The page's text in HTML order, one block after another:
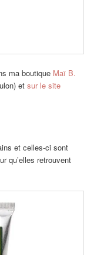
ma boutique Maï B.
etsur le site
et celles-ci sont
qu’elles retrouvent